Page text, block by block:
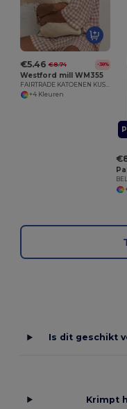
€5.46 €8.74 -38%
Westford mill WM355
+4 Kleuren
Is dit geschikt
Krimpt